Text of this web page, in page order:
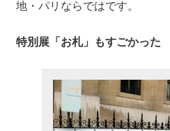
地・パリならではです。
特別展「お札」もすごかった